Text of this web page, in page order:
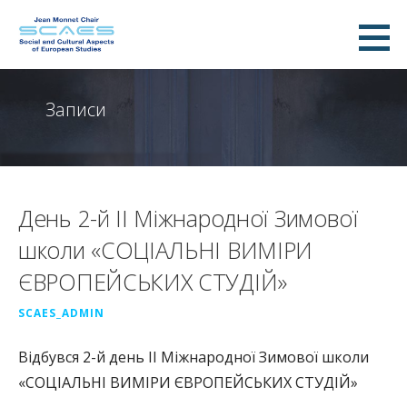
scaes.info
Записи
День 2-й ІІ Міжнародної Зимової
школи «СОЦІАЛЬНІ ВИМІРИ
ЄВРОПЕЙСЬКИХ СТУДІЙ»
SCAES_ADMIN
Відбувся 2-й день ІІ Міжнародної Зимової школи
«СОЦІАЛЬНІ ВИМІРИ ЄВРОПЕЙСЬКИХ СТУДІЙ»